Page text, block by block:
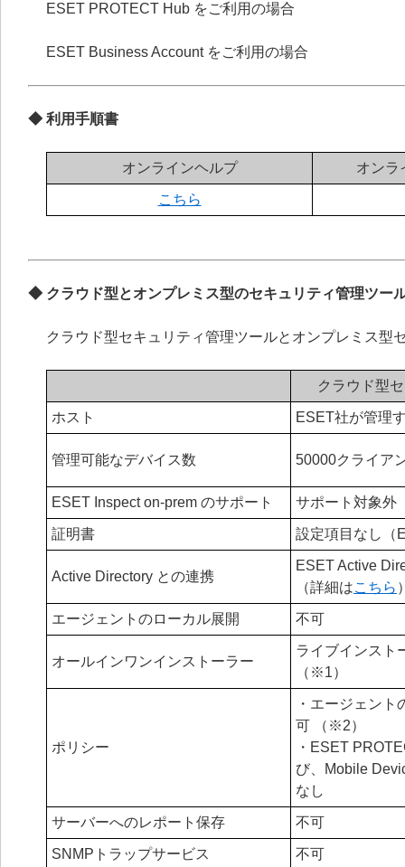
ESET PROTECT Hub をご利用の場合
ESET Business Account をご利用の場合
◆ 利用手順書
オンラインヘルプ オンラ
こちら
◆ クラウド型とオンプレミス型のセキュリティ管理ツー
クラウド型セキュリティ管理ツールとオンプレミス
クラウド型
ホスト ESET社が管理
管理可能なデバイス数 50000クライア
ESET Inspect on-prem のサポート サポート対象外
証明書 設定項目なし（
Active Directory との連携
ESET Active
（詳細はこちら
エージェントのローカル展開 不可
オールインワンインストーラー
ライブインスト
（※1）
ポリシー
・エージェン
可 （※2）
・ESET
び、Mobile
なし
サーバーへのレポート保存 不可
SNMPトラップサービス 不可